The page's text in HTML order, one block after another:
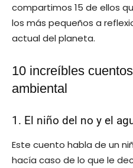
compartimos 15 de ellos
los más pequeños a
actual del planeta.
10 increíbles
ambiental
1. El niño del no y el
Este cuento habla de un
hacía caso de lo que le